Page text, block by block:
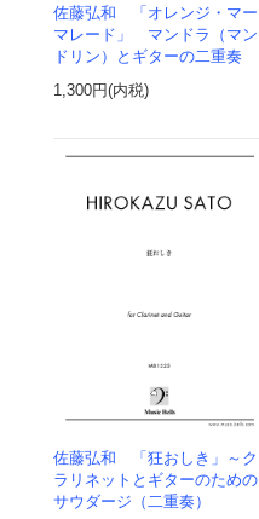
佐藤弘和 「オレンジ・マー
マレード」 マンドラ（マン
ドリン）とギターの二重奏
1,300円(内税)
佐藤弘和 「狂おしき」～ク
ラリネットとギターのための
サウダージ（二重奏）